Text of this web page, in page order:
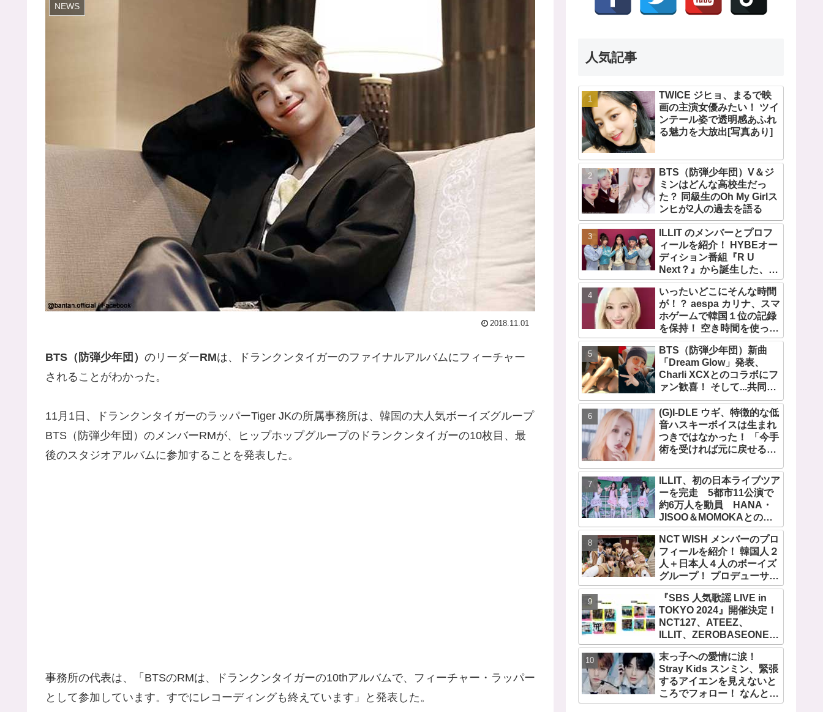
NEWS
2018.11.01
BTS（防弾少年団） のリーダーRMは、ドランクンタイガーのファイナルアルバムにフィーチャー
されることがわかった。
11月1日、ドランクンタイガーのラッパーTiger JKの所属事務所は、韓国の大人気ボーイズグループ
BTS（防弾少年団）のメンバーRMが、ヒップホップグループのドランクンタイガーの10枚目、最
後のスタジオアルバムに参加することを発表した。
事務所の代表は、「BTSのRMは、ドランクンタイガーの10thアルバムで、フィーチャー・ラッパー
として参加しています。すでにレコーディングも終えています」と発表した。
人気記事
TWICE ジヒョ、まるで映
画の主演女優みたい！ ツイ
ンテール姿で透明感あふれ
る魅力を大放出[写真あり]
BTS（防弾少年団）V＆ジ
ミンはどんな高校生だっ
た？ 同級生のOh My Girlス
ンヒが2人の過去を語る
ILLIT のメンバーとプロフ
ィールを紹介！ HYBEオー
ディション番組『R U
Next？』から誕生した、日
本人のイロハとモカを含む
5人組ガールズグループ！
デビュー曲「Magnetic」が
いきなりの大ヒット
いったいどこにそんな時間
が！？ aespa カリナ、スマ
ホゲームで韓国１位の記録
を保持！ 空き時間を使って
１万回ものミニゲームをク
リア「芸能人たちが時間が
ないと言っているのは全部
嘘」
BTS（防弾少年団）新曲
「Dream Glow」発表、
Charli XCXとのコラボにフ
ァン歓喜！ そして...共同制
作者が明かすジミンへの思
い「彼の夢、そして彼の絶
望から生まれた歌」
(G)I-DLE ウギ、特徴的な低
音ハスキーボイスは生まれ
つきではなかった！ 「今手
術を受ければ元に戻せるけ
とは？
ILLIT、初の日本ライブツア
ーを完走 5都市11公演で
約6万人を動員 HANA・
JISOO＆MOMOKAとのス
ペシャルコラボも実現
NCT WISH メンバーのプロ
フィールを紹介！ 韓国人２
人＋日本人４人のボーイズ
グループ！ プロデューサー
はアジアの歌姫BoA！ シオ
ン、ジェヒ、リク、ユウ
シ、リョウ、サクヤの魅力
を徹底解説
『SBS 人気歌謡 LIVE in
TOKYO 2024』開催決定！
NCT127、ATEEZ、
ILLIT、ZEROBASEONE、
SHINee テミン、THE
BOYZなど、豪華アーティ
スト出演決定！ 10月12
日・13日、さいたまスーパ
ーアリーナにて
末っ子への愛情に涙！
Stray Kids スンミン、緊張
するアイエンを見えないと
ころでフォロー！ なんと直
接「アイエンをよろしく」